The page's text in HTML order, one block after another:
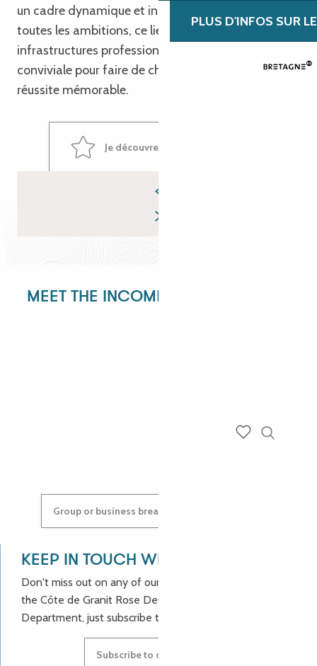
PLUS D'INFOS SUR
un cadre dynamique et inspirant. Pensé pour
toutes les ambitions, ce lieu unique allie
infrastructures professionnelles et atmosphère
conviviale pour faire de chaque rendez-vous une
réussite mémorable.
Je découvre le Skope à Lannion
MEET THE INCOMING DEPARTMENT!
Group or business breaks: contact us!
KEEP IN TOUCH WITH US!
Don't miss out on any of our good deals and news from
the Côte de Granit Rose Destination Incoming
Department, just subscribe to our newsletter.
Subscribe to our newsletter